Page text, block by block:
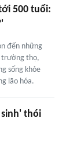
500 tuổi:
đến những
trường thọ,
sống khỏe
lão hóa.
thói